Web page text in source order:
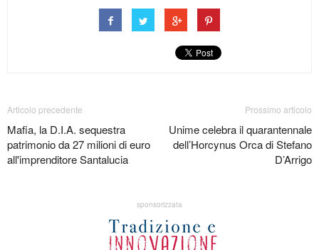
Articolo precedente
Mafia, la D.I.A. sequestra
patrimonio da 27 milioni di euro
all'imprenditore Santalucia
Prossimo articolo
Unime celebra il quarantennale
dell’Horcynus Orca di Stefano
D’Arrigo
sponsorizzata